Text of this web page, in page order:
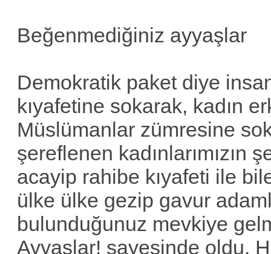
Beğenmediğiniz ayyaşlar
Demokratik paket diye
kıyafetine sokarak, kadın
Müslümanlar zümresine
şereflenen kadınlarımızın
acayip rahibe kıyafeti ile bile
ülke ülke gezip gavur
bulunduğunuz mevkiye
Ayyaşlar! sayesinde oldu.